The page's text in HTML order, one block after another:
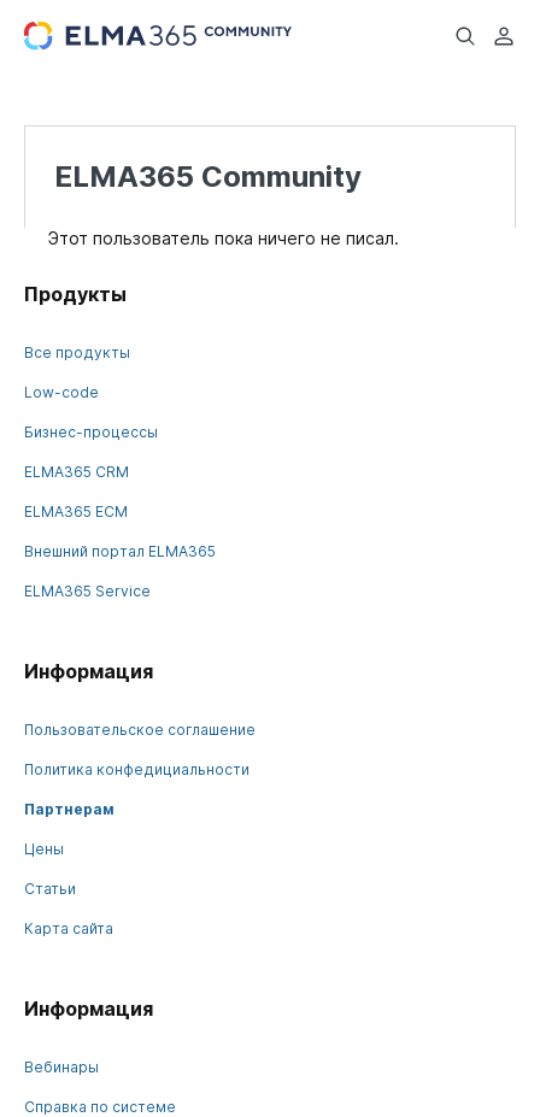
...
ELMA365 Community
Этот пользователь пока ничего не писал.
Продукты
Все продукты
Low-code
Бизнес-процессы
ELMA365 CRM
ELMA365 ECM
Внешний портал ELMA365
ELMA365 Service
Информация
Пользовательское соглашение
Политика конфедициальности
Партнерам
Цены
Статьи
Карта сайта
Информация
Вебинары
Справка по системе